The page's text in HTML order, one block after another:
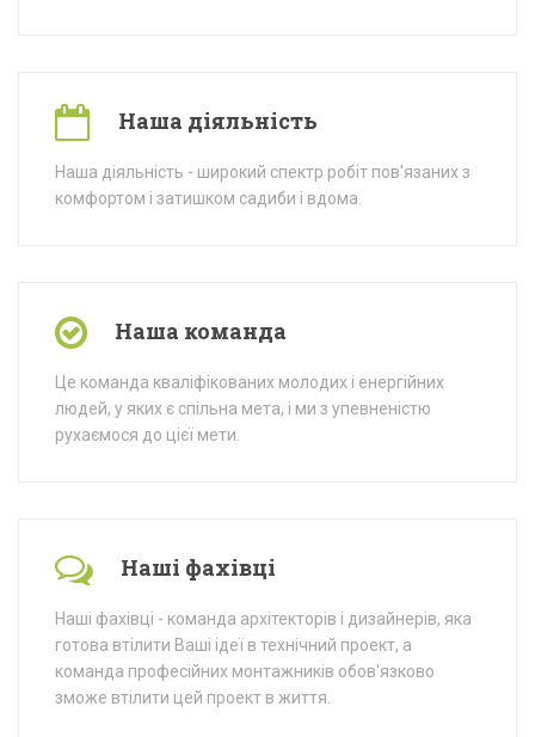
Наша діяльність
Наша діяльність - широкий спектр робіт пов'язаних з
комфортом і затишком садиби і вдома.
Наша команда
Це команда кваліфікованих молодих і енергійних
людей, у яких є спільна мета, і ми з упевненістю
рухаємося до цієї мети.
Наші фахівці
Наші фахівці - команда архітекторів і дизайнерів, яка
готова втілити Ваші ідеї в технічний проект, а
команда професійних монтажників обов'язково
зможе втілити цей проект в життя.